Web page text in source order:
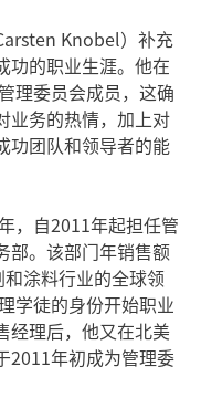
Knobel）补充
的职业生涯。他在
理委员会成员，这确
业务的热情，加上对
功团队和领导者的能
，自2011年起担任管
部。该部门年销售额
涂料行业的全球领
学徒的身份开始职业
经理后，他又在北美
2011年初成为管理委